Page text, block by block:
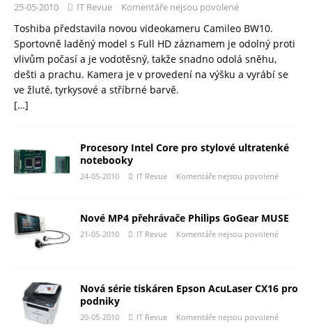
25-05-2010 IT Revue Komentáře nejsou povolené
Toshiba představila novou videokameru Camileo BW10.
Sportovně laděný model s Full HD záznamem je odolný proti
vlivům počasí a je vodotěsný, takže snadno odolá sněhu,
dešti a prachu. Kamera je v provedení na výšku a vyrábí se
ve žluté, tyrkysové a stříbrné barvě.
[…]
Procesory Intel Core pro stylové ultratenké
notebooky
24-05-2010 IT Revue Komentáře nejsou povolené
Nové MP4 přehrávače Philips GoGear MUSE
21-05-2010 IT Revue Komentáře nejsou povolené
Nová série tiskáren Epson AcuLaser CX16 pro
podniky
20-05-2010 IT Revue Komentáře nejsou povolené